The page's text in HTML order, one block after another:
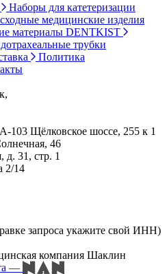
Наборы для катетеризации
медицинские изделия
материалы DENTKIST
трубки
Политика
103 Щёлковское шоссе, 255 к 1
46
д. 31, стр. 1
2/14
запроса укажите свой ИНН)
компания Шаклин
—